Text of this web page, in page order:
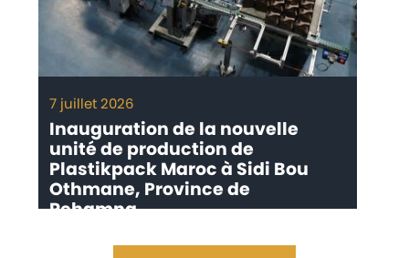
7 juillet 2026
Inauguration de la nouvelle
unité de production de
Plastikpack Maroc à Sidi Bou
Othmane, Province de
Rehamna